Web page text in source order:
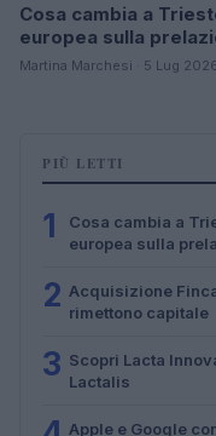
Cosa cambia a
europea sulla
Martina Marchesi · 5 Lug
PIÙ LETTI
1
Cosa cambia a
europea sulla
2 Acquisizione
rimettono capitale
3 Scopri Lacta
Lactalis
Apple e Google